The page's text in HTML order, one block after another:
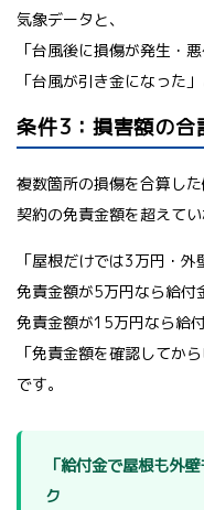
気象データと、
「台風後に損傷が発生・
「台風が引き金になった
条件3：損害額の合
複数箇所の損傷を合算し
契約の免責金額を超えて
「屋根だけでは3万円・
免責金額が5万円なら給付
免責金額が15万円なら給
「免責金額を確認してか
です。
「給付金で屋根も外
ク